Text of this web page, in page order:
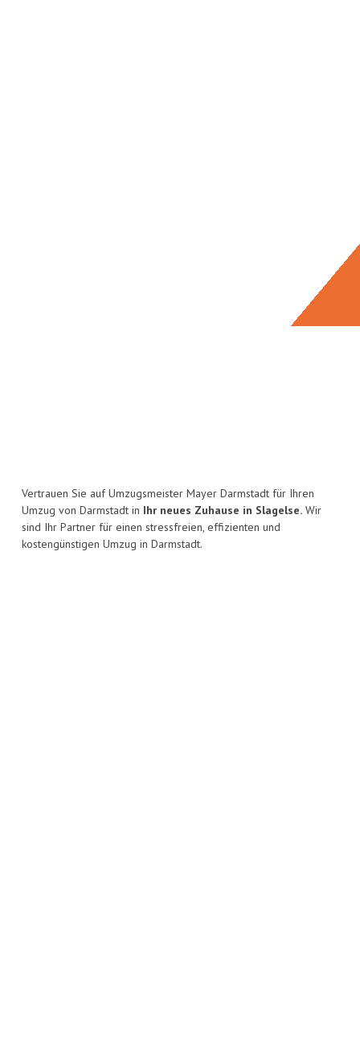
Vertrauen Sie auf Umzugsmeister Mayer Darmstadt für Ihren
Umzug von Darmstadt in Ihr neues Zuhause in Slagelse. Wir
sind Ihr Partner für einen stressfreien, effizienten und
kostengünstigen Umzug in Darmstadt.